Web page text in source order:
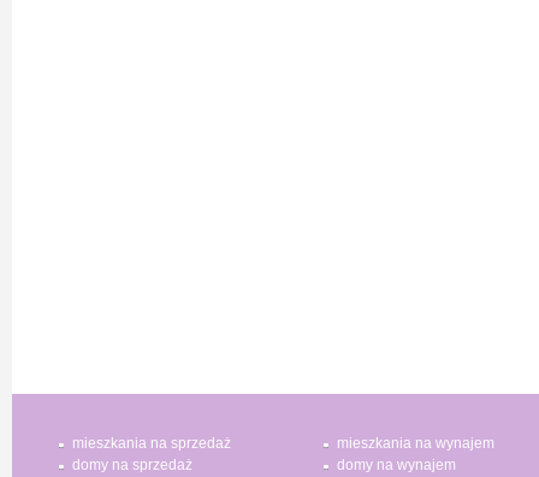
mieszkania na sprzedaż
domy na sprzedaż
mieszkania na wynajem
domy na wynajem